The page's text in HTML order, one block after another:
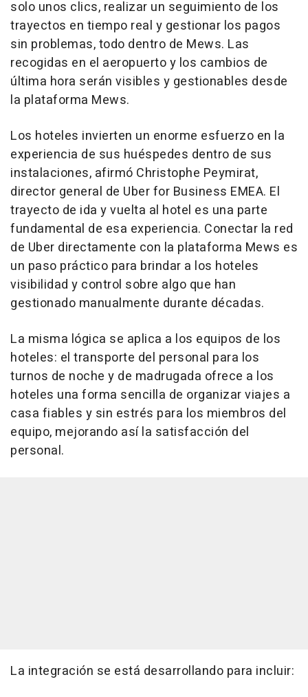
solo unos clics, realizar un seguimiento de los
trayectos en tiempo real y gestionar los pagos
sin problemas, todo dentro de Mews. Las
recogidas en el aeropuerto y los cambios de
última hora serán visibles y gestionables desde
la plataforma Mews.
Los hoteles invierten un enorme esfuerzo en la
experiencia de sus huéspedes dentro de sus
instalaciones, afirmó Christophe Peymirat,
director general de Uber for Business EMEA. El
trayecto de ida y vuelta al hotel es una parte
fundamental de esa experiencia. Conectar la red
de Uber directamente con la plataforma Mews es
un paso práctico para brindar a los hoteles
visibilidad y control sobre algo que han
gestionado manualmente durante décadas.
La misma lógica se aplica a los equipos de los
hoteles: el transporte del personal para los
turnos de noche y de madrugada ofrece a los
hoteles una forma sencilla de organizar viajes a
casa fiables y sin estrés para los miembros del
equipo, mejorando así la satisfacción del
personal.
La integración se está desarrollando para incluir: